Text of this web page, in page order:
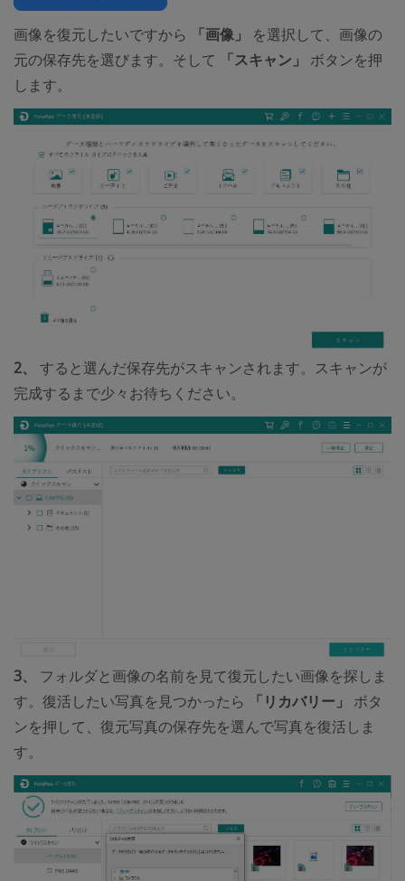
画像を復元したいですから 「画像」
を選択して、画像の
元の保存先を選びます。そして
「スキャン」
ボタンを押
します。
2、
すると選んだ保存先がスキャンされます。スキャンが
完成するまで少々お待ちください。
3、
フォルダと画像の名前を見て復元したい画像を探しま
す。復活したい写真を見つかったら
「リカバリー」
ボタ
ンを押して、復元写真の保存先を選んで写真を復活しま
す。